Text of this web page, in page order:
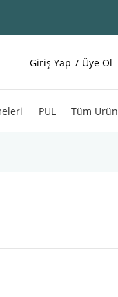
Giriş Yap Üye Ol
PUL Tüm